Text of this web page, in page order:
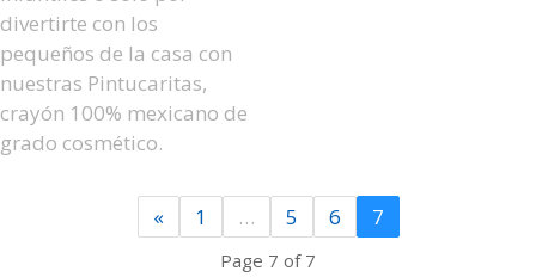
divertirte con los
pequeños de la casa con
nuestras Pintucaritas,
crayón 100% mexicano de
grado cosmético.
« 1 … 5 6 7
Page 7 of 7